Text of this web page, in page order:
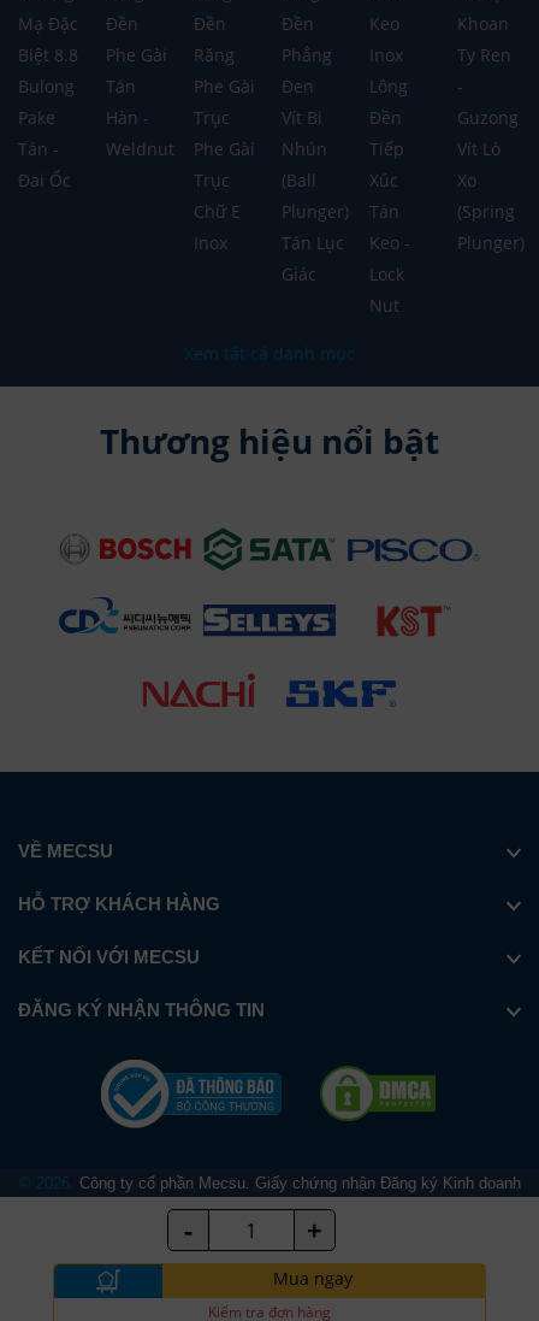
- +
Mua ngay
Kiểm tra đơn hàng
Mạ Đặc
Biệt 8.8
Bulong
Pake
Tán -
Đai Ốc
Đền
Phe Gài
Tán
Hàn -
Weldnut
Đền
Răng
Phe Gài
Trục
Phe Gài
Trục
Chữ E
Inox
Đền
Phẳng
Đen
Vít Bi
Nhún
(Ball
Plunger)
Tán Lục
Giác
Keo
Inox
Lông
Đền
Tiếp
Xúc
Tán
Keo -
Lock
Nut
Khoan
Ty Ren
-
Guzong
Vít Lò
Xo
(Spring
Plunger)
Xem tất cả danh mục
Thương hiệu nổi bật
VỀ MECSU
HỖ TRỢ KHÁCH HÀNG
KẾT NỐI VỚI MECSU
ĐĂNG KÝ NHẬN THÔNG TIN
© 2026.
Công ty cổ phần Mecsu. Giấy chứng nhận Đăng ký Kinh doanh
số 0313039340 do Sở Kế hoạch và Đầu tư Thành phố Hồ Chí Minh cấp
ngày 23/05/2016